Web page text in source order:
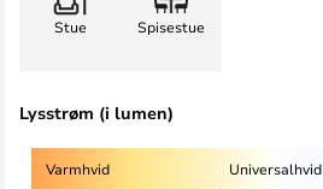
Stue Spisestue
Lysstrøm (i lumen)
Varmhvid Universalhvid